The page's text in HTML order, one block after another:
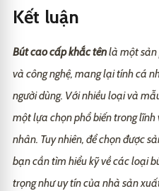
Kết luận
Bút cao cấp khắc tênlà một sản
và công nghệ, mang lại tính cá
người dùng. Với nhiều loại và
một lựa chọn phổ biến trong lĩnh
nhân. Tuy nhiên, để chọn được
bạn cần tìm hiểu kỹ về các loại
trọng như uy tín của nhà sản